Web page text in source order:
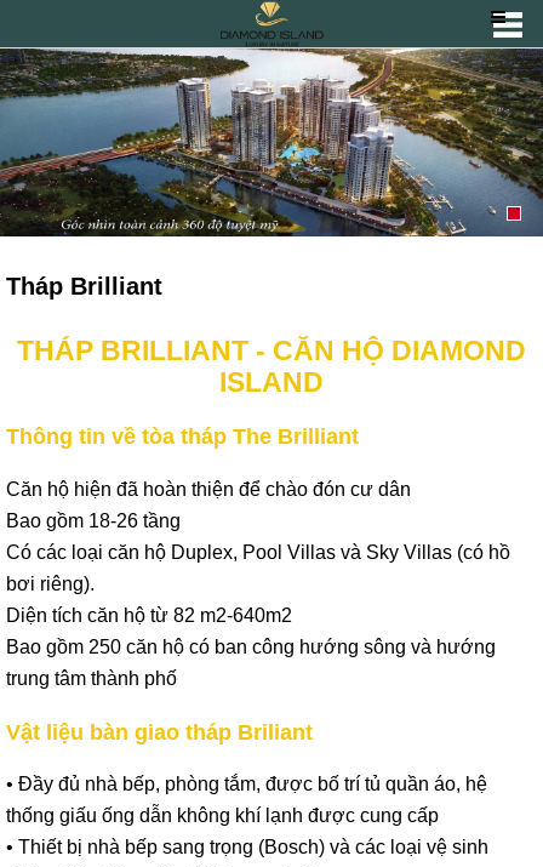
Tháp Brilliant
THÁP BRILLIANT - CĂN HỘ DIAMOND
ISLAND
Thông tin về tòa tháp The Brilliant
Căn hộ hiện đã hoàn thiện để chào đón cư dân
Bao gồm 18-26 tầng
Có các loại căn hộ Duplex, Pool Villas và Sky Villas (có hồ
bơi riêng).
Diện tích căn hộ từ 82 m2-640m2
Bao gồm 250 căn hộ có ban công hướng sông và hướng
trung tâm thành phố
Vật liệu bàn giao tháp Briliant
• Đầy đủ nhà bếp, phòng tắm, được bố trí tủ quần áo, hệ
thống giấu ống dẫn không khí lạnh được cung cấp
• Thiết bị nhà bếp sang trọng (Bosch) và các loại vệ sinh